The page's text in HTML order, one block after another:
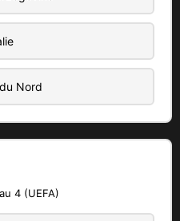
D)
Nord
4 (UEFA)